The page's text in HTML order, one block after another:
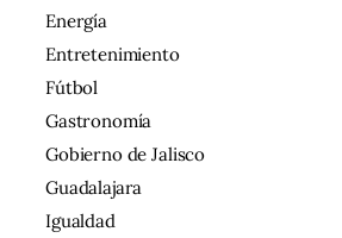
Energía
Entretenimiento
Fútbol
Gastronomía
Gobierno de Jalisco
Guadalajara
Igualdad